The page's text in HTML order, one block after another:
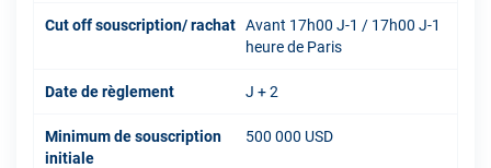
Cut off souscription/ rachat Avant 17h00 J-1 / 17h00 J-1
heure de Paris
Date de règlement J + 2
Minimum de souscription
initiale
500 000 USD